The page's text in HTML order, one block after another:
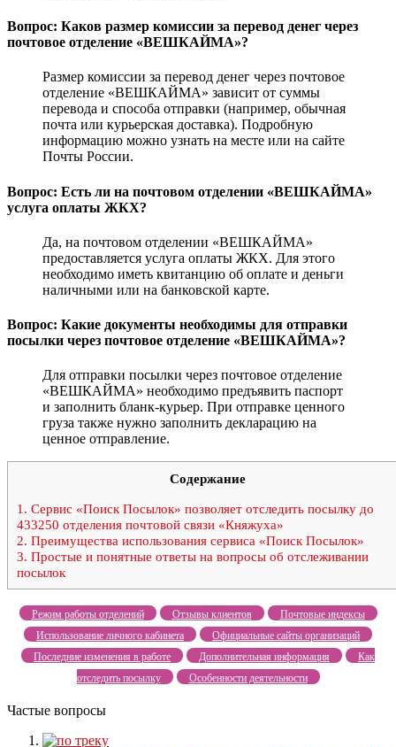
Вопрос: Каков размер комиссии за перевод денег через
почтовое отделение «ВЕШКАЙМА»?
Размер комиссии за перевод денег через почтовое
отделение «ВЕШКАЙМА» зависит от суммы
перевода и способа отправки (например, обычная
почта или курьерская доставка). Подробную
информацию можно узнать на месте или на сайте
Почты России.
Вопрос: Есть ли на почтовом отделении «ВЕШКАЙМА»
услуга оплаты ЖКХ?
Да, на почтовом отделении «ВЕШКАЙМА»
предоставляется услуга оплаты ЖКХ. Для этого
необходимо иметь квитанцию об оплате и деньги
наличными или на банковской карте.
Вопрос: Какие документы необходимы для отправки
посылки через почтовое отделение «ВЕШКАЙМА»?
Для отправки посылки через почтовое отделение
«ВЕШКАЙМА» необходимо предъявить паспорт
и заполнить бланк-курьер. При отправке ценного
груза также нужно заполнить декларацию на
ценное отправление.
Содержание
1. Сервис «Поиск Посылок» позволяет отследить посылку до
433250 отделения почтовой связи «Княжуха»
2. Преимущества использования сервиса «Поиск Посылок»
3. Простые и понятные ответы на вопросы об отслеживании
посылок
Режим работы отделений Отзывы клиентов
Почтовые индексы
Использование личного кабинета
Официальные сайты организаций
Последние изменения в работе
Дополнительная информация
Как
отследить посылку
Особенности деятельности
Частые вопросы